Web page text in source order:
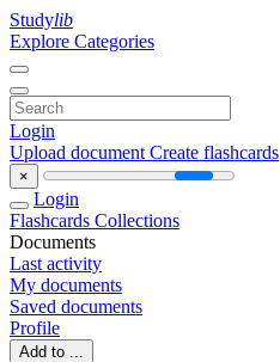
Studylib
Explore Categories
Login
Upload document Create flashcards
×
Login
Flashcards Collections
Documents
Last activity
My documents
Saved documents
Profile
Add to ...